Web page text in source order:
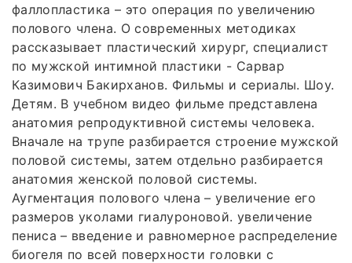
фаллопластика – это операция по увеличению
полового члена. О современных методиках
рассказывает пластический хирург, специалист
по мужской интимной пластики - Сарвар
Казимович Бакирханов. Фильмы и сериалы. Шоу.
Детям. В учебном видео фильме представлена
анатомия репродуктивной системы человека.
Вначале на трупе разбирается строение мужской
половой системы, затем отдельно разбирается
анатомия женской половой системы.
Аугментация полового члена – увеличение его
размеров уколами гиалуроновой. увеличение
пениса – введение и равномерное распределение
биогеля по всей поверхности головки с